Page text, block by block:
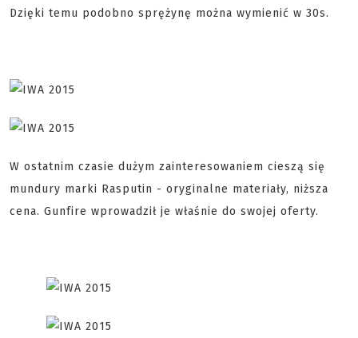
Dzięki temu podobno sprężynę można wymienić w 30s.
W ostatnim czasie dużym zainteresowaniem cieszą się
mundury marki Rasputin - oryginalne materiały, niższa
cena. Gunfire wprowadził je właśnie do swojej oferty.